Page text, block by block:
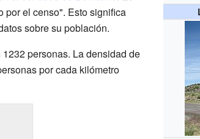
por el censo". Esto significa
sobre su población.
personas. La densidad de
por cada kilómetro